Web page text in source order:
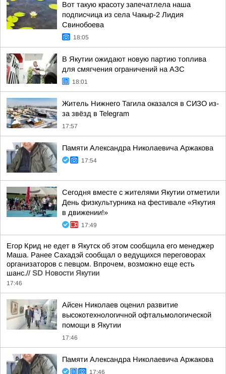
Вот такую красоту запечатлела наша
подписчица из села Чакыр-2 Лидия
Свинобоева
18:05
В Якутии ожидают новую партию топлива
для смягчения ограничений на АЗС
18:01
Житель Нижнего Тагила оказался в СИЗО из-
за звёзд в Telegram
17:57
Памяти Александра Николаевича Аржакова
17:54
Сегодня вместе с жителями Якутии отметили
День физкультурника на фестивале «Якутия
в движении!»
17:49
Егор Крид не едет в Якутск об этом сообщила его менеджер
Маша. Ранее Сахадэй сообщал о ведущихся переговорах
организаторов с певцом. Впрочем, возможно еще есть
шанс.// SD Новости Якутии
17:46
Айсен Николаев оценил развитие
высокотехнологичной офтальмологической
помощи в Якутии
17:46
Памяти Александра Николаевича Аржакова
17:46